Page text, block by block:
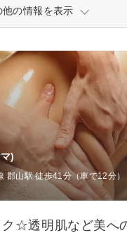
他の情報を表示
)
郡山駅 徒歩41分（車で12分）
☆透明肌など美へ